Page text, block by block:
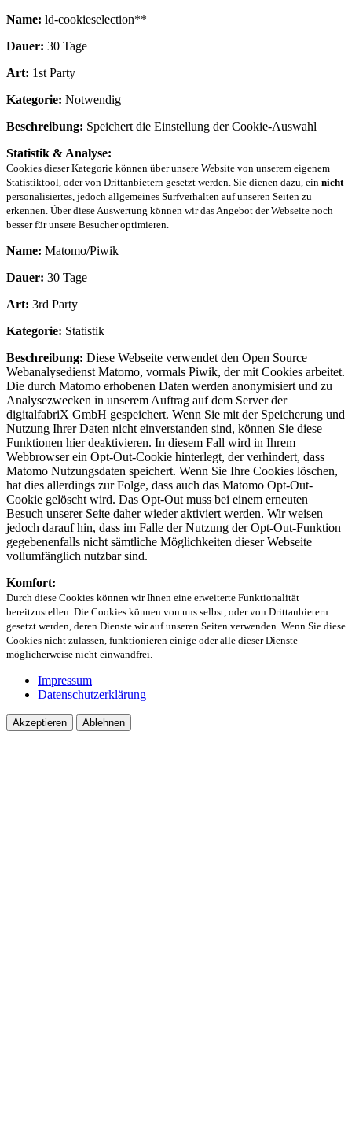
Name: ld-cookieselection**
Dauer: 30 Tage
Art: 1st Party
Kategorie: Notwendig
Beschreibung: Speichert die Einstellung der Cookie-Auswahl
Statistik & Analyse:
Cookies dieser Kategorie können über unsere Website von unserem eigenem
Statistiktool, oder von Drittanbietern gesetzt werden. Sie dienen dazu, ein nicht
personalisiertes, jedoch allgemeines Surfverhalten auf unseren Seiten zu
erkennen. Über diese Auswertung können wir das Angebot der Webseite noch
besser für unsere Besucher optimieren.
Name: Matomo/Piwik
Dauer: 30 Tage
Art: 3rd Party
Kategorie: Statistik
Beschreibung: Diese Webseite verwendet den Open Source
Webanalysedienst Matomo, vormals Piwik, der mit Cookies arbeitet.
Die durch Matomo erhobenen Daten werden anonymisiert und zu
Analysezwecken in unserem Auftrag auf dem Server der
digitalfabriX GmbH gespeichert. Wenn Sie mit der Speicherung und
Nutzung Ihrer Daten nicht einverstanden sind, können Sie diese
Funktionen hier deaktivieren. In diesem Fall wird in Ihrem
Webbrowser ein Opt-Out-Cookie hinterlegt, der verhindert, dass
Matomo Nutzungsdaten speichert. Wenn Sie Ihre Cookies löschen,
hat dies allerdings zur Folge, dass auch das Matomo Opt-Out-
Cookie gelöscht wird. Das Opt-Out muss bei einem erneuten
Besuch unserer Seite daher wieder aktiviert werden. Wir weisen
jedoch darauf hin, dass im Falle der Nutzung der Opt-Out-Funktion
gegebenenfalls nicht sämtliche Möglichkeiten dieser Webseite
vollumfänglich nutzbar sind.
Komfort:
Durch diese Cookies können wir Ihnen eine erweiterte Funktionalität
bereitzustellen. Die Cookies können von uns selbst, oder von Drittanbietern
gesetzt werden, deren Dienste wir auf unseren Seiten verwenden. Wenn Sie diese
Cookies nicht zulassen, funktionieren einige oder alle dieser Dienste
möglicherweise nicht einwandfrei.
Impressum
Datenschutzerklärung
Akzeptieren Ablehnen